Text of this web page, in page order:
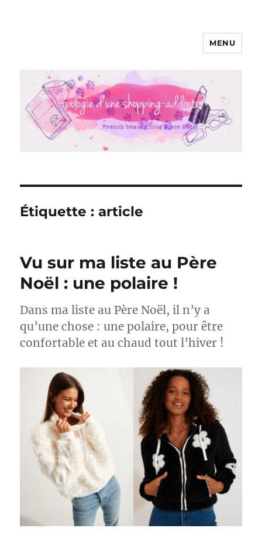
Apologie d'une Shopping-addicte
MENU
Étiquette :article
Vu sur ma liste au Père
Noël : une polaire !
Dans ma liste au Père Noël, il n’y a
qu’une chose : une polaire, pour être
confortable et au chaud tout l’hiver !